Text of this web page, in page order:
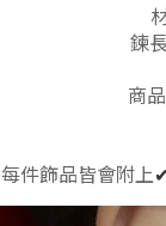
鍊
商
每件飾品皆會附上